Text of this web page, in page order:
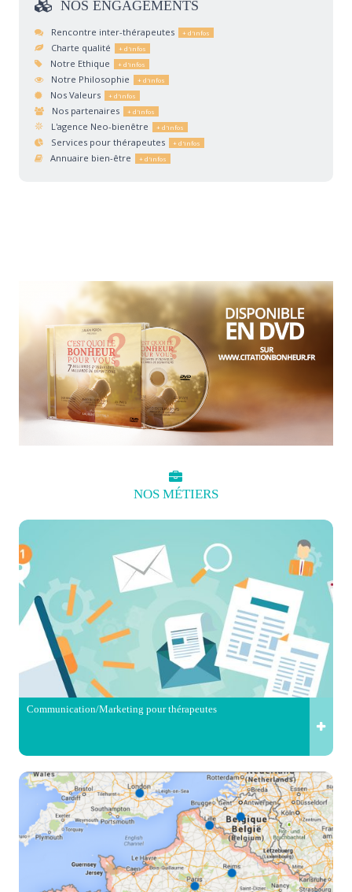
NOS ENGAGEMENTS
Rencontre inter-thérapeutes
Charte qualité
Notre Ethique
Notre Philosophie
Nos Valeurs
Nos partenaires
L'agence Neo-bienêtre
Services pour thérapeutes
Annuaire bien-être
NOS MÉTIERS
Communication/Marketing pour thérapeutes